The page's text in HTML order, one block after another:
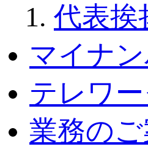
代表挨
マイナ
テレワー
業務の